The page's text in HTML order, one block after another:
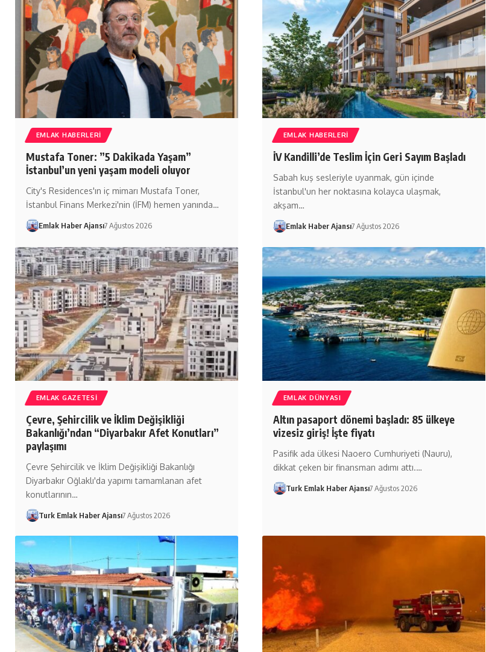
EMLAK HABERLERI
Mustafa Toner: ”5 Dakikada Yaşam”
İstanbul’un yeni yaşam modeli oluyor
City's Residences'ın iç mimarı Mustafa Toner,
İstanbul Finans Merkezi'nin (İFM) hemen yanında…
Emlak Haber Ajansı7 Ağustos 2026
EMLAK HABERLERI
İV Kandilli’de Teslim İçin Geri Sayım Başladı
Sabah kuş sesleriyle uyanmak, gün içinde
İstanbul'un her noktasına kolayca ulaşmak,
akşam…
Emlak Haber Ajansı7 Ağustos 2026
EMLAK GAZETESI
Çevre, Şehircilik ve İklim Değişikliği
Bakanlığı’ndan “Diyarbakır Afet Konutları”
paylaşımı
Çevre Şehircilik ve İklim Değişikliği Bakanlığı
Diyarbakır Oğlaklı'da yapımı tamamlanan afet
konutlarının…
Turk Emlak Haber Ajansı7 Ağustos 2026
EMLAK DÜNYASI
Altın pasaport dönemi başladı: 85 ülkeye
vizesiz giriş! İşte fiyatı
Pasifik ada ülkesi Naoero Cumhuriyeti (Nauru),
dikkat çeken bir finansman adımı attı.…
Turk Emlak Haber Ajansı7 Ağustos 2026